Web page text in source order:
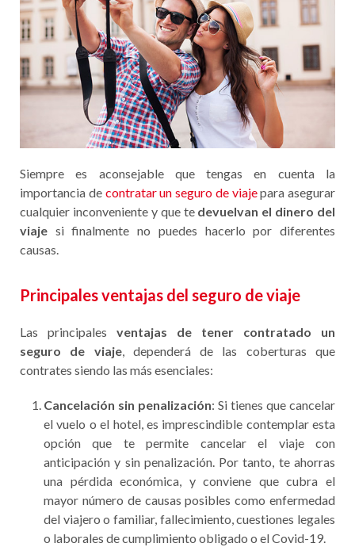
Siempre es aconsejable que tengas en cuenta la
importancia de contratar un seguro de viajepara asegurar
cualquier inconveniente y que te devuelvan el dinero del
viaje si finalmente no puedes hacerlo por diferentes
causas.
Principales ventajas del seguro de viaje
Las principales ventajas de tener contratado un
seguro de viaje, dependerá de las coberturas que
contrates siendo las más esenciales:
Cancelación sin penalización: Si tienes que cancelar
el vuelo o el hotel, es imprescindible contemplar esta
opción que te permite cancelar el viaje con
anticipación y sin penalización. Por tanto, te ahorras
una pérdida económica, y conviene que cubra el
mayor número de causas posibles como enfermedad
del viajero o familiar, fallecimiento, cuestiones legales
o laborales de cumplimiento obligado o el Covid-19.